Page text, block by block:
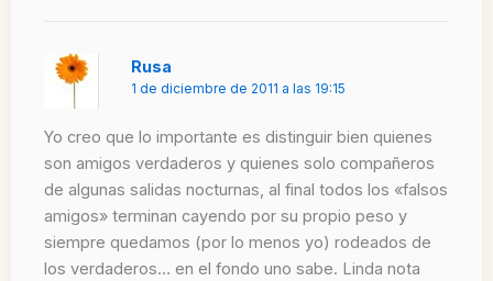
Rusa
1 de diciembre de 2011 a las 19:15
Yo creo que lo importante es distinguir bien quienes
son amigos verdaderos y quienes solo compañeros
de algunas salidas nocturnas, al final todos los «falsos
amigos» terminan cayendo por su propio peso y
siempre quedamos (por lo menos yo) rodeados de
los verdaderos… en el fondo uno sabe. Linda nota